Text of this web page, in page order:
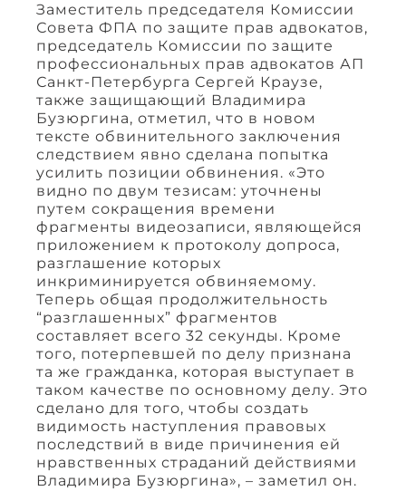
Заместитель председателя Комиссии
Совета ФПА по защите прав адвокатов,
председатель Комиссии по защите
профессиональных прав адвокатов АП
Санкт-Петербурга Сергей Краузе,
также защищающий Владимира
Бузюргина, отметил, что в новом
тексте обвинительного заключения
следствием явно сделана попытка
усилить позиции обвинения. «Это
видно по двум тезисам: уточнены
путем сокращения времени
фрагменты видеозаписи, являющейся
приложением к протоколу допроса,
разглашение которых
инкриминируется обвиняемому.
Теперь общая продолжительность
“разглашенных” фрагментов
составляет всего 32 секунды. Кроме
того, потерпевшей по делу признана
та же гражданка, которая выступает в
таком качестве по основному делу. Это
сделано для того, чтобы создать
видимость наступления правовых
последствий в виде причинения ей
нравственных страданий действиями
Владимира Бузюргина», – заметил он.